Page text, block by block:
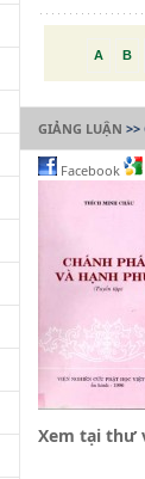
A B
GIẢNG LUẬN >>
Facebook
Xem tại thư